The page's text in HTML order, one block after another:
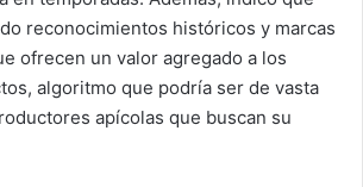
reconocimientos históricos y marcas
ofrecen un valor agregado a los
algoritmo que podría ser de vasta
apícolas que buscan su